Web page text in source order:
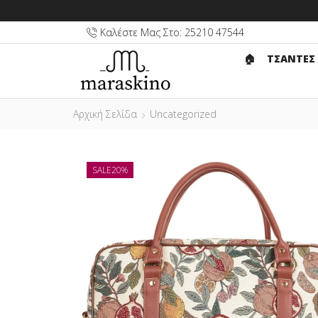
Καλέστε Μας Στο: 25210 47544
🏠︎
ΤΣΑΝΤΕΣ
Αρχική Σελίδα Uncategorized
SALE20%